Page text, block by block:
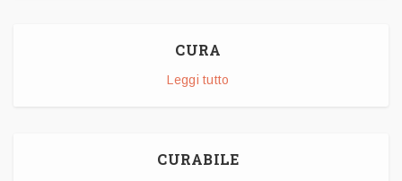
CURA
Leggi tutto
CURABILE